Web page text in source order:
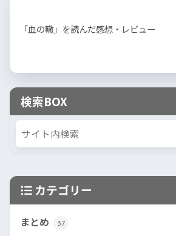
「血の轍」を読んだ感想・レビュー
検索BOX
カテゴリー
まとめ 37